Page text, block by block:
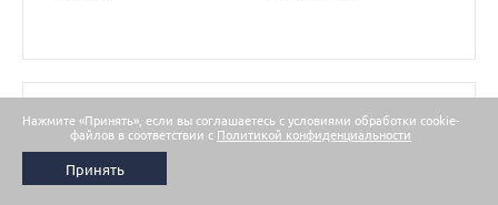
Нажмите «Принять», если вы соглашаетесь с условиями обработки cookie-
файлов в соответствии с Политикой конфиденциальности
Принять
33 117 руб.